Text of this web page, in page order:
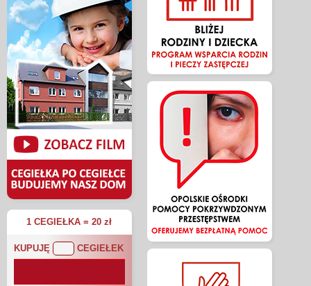
1 CEGIEŁKA = 20 zł
KUPUJĘ CEGIEŁEK